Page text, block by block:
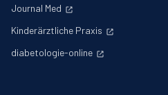
Journal Med
Kinderärztliche Praxis
diabetologie-online